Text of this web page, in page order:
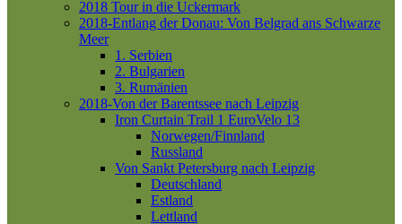
2018 Tour in die Uckermark
2018-Entlang der Donau: Von Belgrad ans Schwarze
Meer
1. Serbien
2. Bulgarien
3. Rumänien
2018-Von der Barentssee nach Leipzig
Iron Curtain Trail 1 EuroVelo 13
Norwegen/Finnland
Russland
Von Sankt Petersburg nach Leipzig
Deutschland
Estland
Lettland